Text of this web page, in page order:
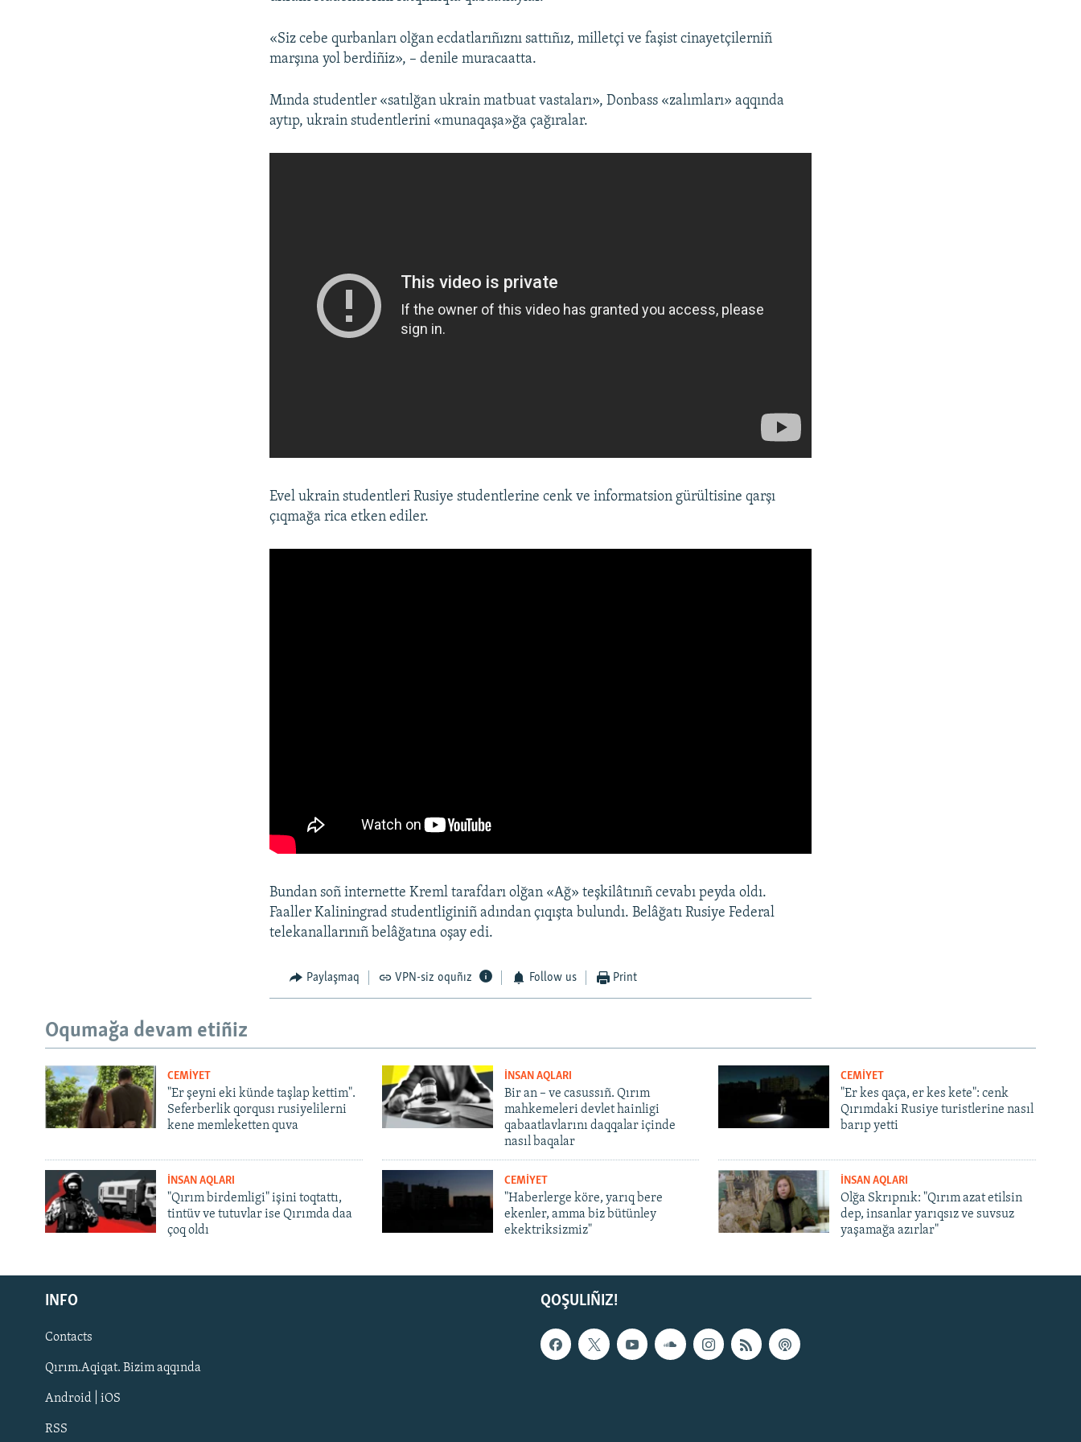
Русский
Українською
QOŞULIÑIZ!
«Siz cebe qurbanları olğan ecdatlarıñıznı sattıñız, milletçi ve faşist cinayetçilerniñ
marşına yol berdiñiz», – denile muracaatta.
Mında studentler «satılğan ukrain matbuat vastaları», Donbass «zalımları» aqqında
aytıp, ukrain studentlerini «munaqaşa»ğa çağıralar.
Evel ukrain studentleri Rusiye studentlerine cenk ve informatsion gürültisine qarşı
çıqmağa rica etken ediler.
Bundan soñ internette Kreml tarafdarı olğan «Ağ» teşkilâtınıñ cevabı peyda oldı.
Faaller Kaliningrad studentliginiñ adından çıqışta bulundı. Belâğatı Rusiye Federal
telekanallarınıñ belâğatına oşay edi.
Paylaşmaq VPN-siz oquñız Follow us Print
Oqumağa devam etiñiz
CEMİYET
"Er şeyni eki künde taşlap kettim".
Seferberlik qorqusı rusiyelilerni
kene memleketten quva
İNSAN AQLARI
Bir an – ve casussıñ. Qırım
mahkemeleri devlet hainligi
qabaatlavlarını daqqalar içinde
nasıl baqalar
CEMİYET
"Er kes qaça, er kes kete": cenk
Qırımdaki Rusiye turistlerine nasıl
barıp yetti
İNSAN AQLARI
"Qırım birdemligi" işini toqtattı,
tintüv ve tutuvlar ise Qırımda daa
çoq oldı
CEMİYET
"Haberlerge köre, yarıq bere
ekenler, amma biz bütünley
ekektriksizmiz"
İNSAN AQLARI
Olğa Skrıpnık: "Qırım azat etilsin
dep, insanlar yarıqsız ve suvsuz
yaşamağa azırlar"
QOŞULIÑIZ!
INFO
Contacts
Qırım.Aqiqat. Bizim aqqında
Android | iOS
RSS